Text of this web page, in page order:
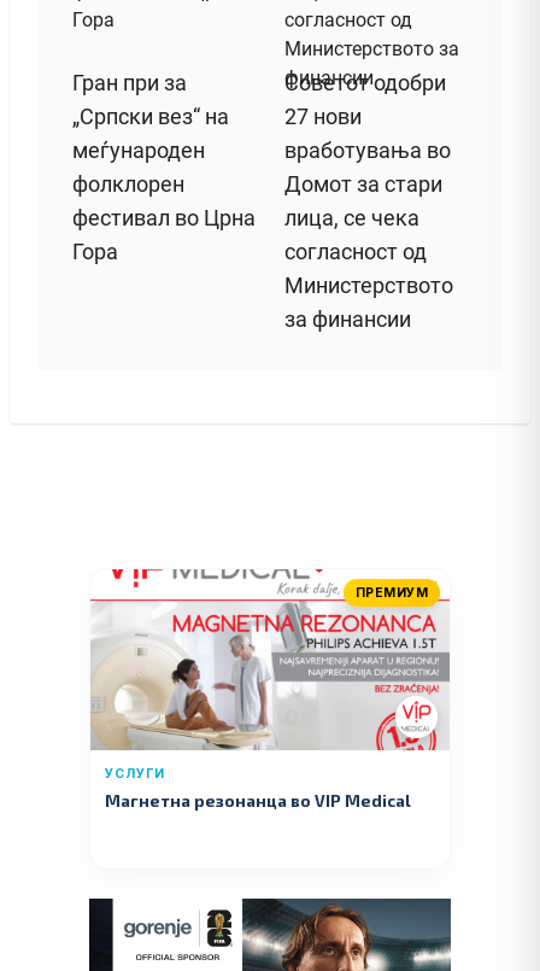
Гран при за
„Српски вез“ на
меѓународен
фолклорен
фестивал во Црна
Гора
Советот одобри
27 нови
вработувања во
Домот за стари
лица, се чека
согласност од
Министерството
за финансии
ПРЕМИУМ
УСЛУГИ
Магнетна резонанца во VIP Medical